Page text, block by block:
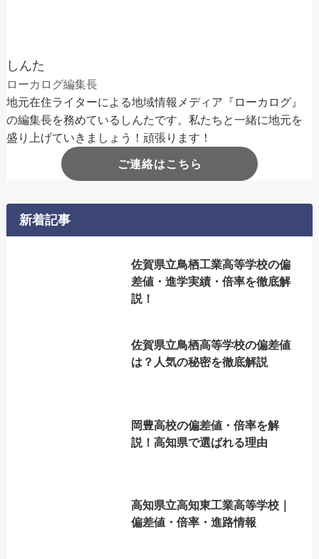
しんた
ローカログ編集長
地元在住ライターによる地域情報メディア『ローカログ』
の編集長を務めているしんたです。私たちと一緒に地元を
盛り上げていきましょう！頑張ります！
ご連絡はこちら
新着記事
佐賀県立鳥栖工業高等学校の偏
差値・進学実績・倍率を徹底解
説！
佐賀県立鳥栖高等学校の偏差値
は？人気の秘密を徹底解説
岡豊高校の偏差値・倍率を解
説！高知県で選ばれる理由
高知県立高知東工業高等学校｜
偏差値・倍率・進路情報